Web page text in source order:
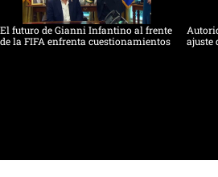
El futuro de Gianni Infantino al frente
de la FIFA enfrenta cuestionamientos
ajuste